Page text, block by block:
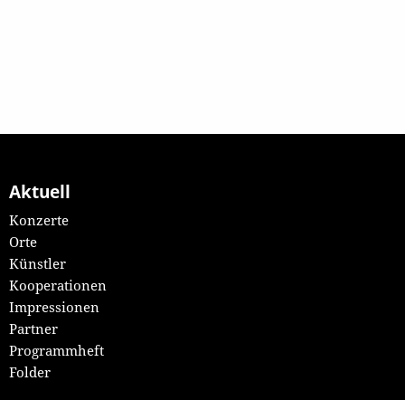
Aktuell
Konzerte
Orte
Künstler
Kooperationen
Impressionen
Partner
Programmheft
Folder